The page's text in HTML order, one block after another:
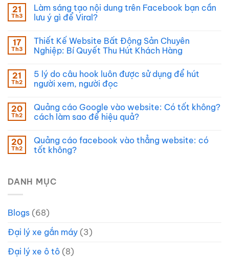
21
Th3
Làm sáng tạo nội dung trên Facebook bạn cần
lưu ý gì để Viral?
17
Th3
Thiết Kế Website Bất Động Sản Chuyên
Nghiệp: Bí Quyết Thu Hút Khách Hàng
21
Th2
5 lý do câu hook luôn được sử dụng để hút
người xem, người đọc
20
Th2
Quảng cáo Google vào website: Có tốt không?
cách làm sao để hiệu quả?
20
Th2
Quảng cáo facebook vào thẳng website: có
tốt không?
DANH MỤC
Blogs (68)
Đại lý xe gắn máy (3)
Đại lý xe ô tô (8)